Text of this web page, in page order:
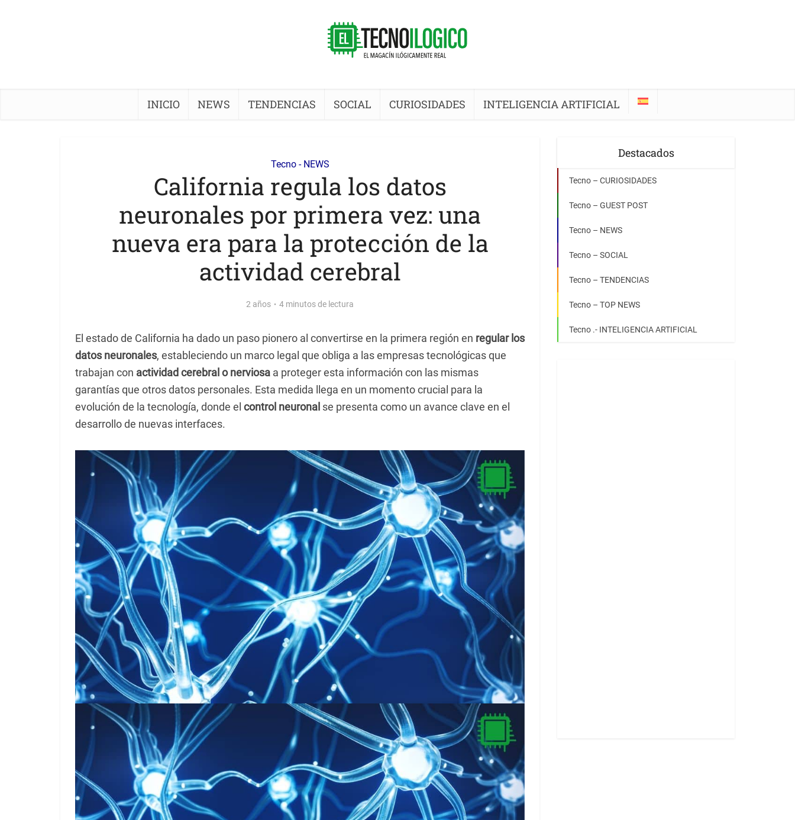
INICIO NEWS TENDENCIAS SOCIAL CURIOSIDADES INTELIGENCIA ARTIFICIAL
Tecno - NEWS
California regula los datos
neuronales por primera vez: una
nueva era para la protección de la
actividad cerebral
2 años 4 minutos de lectura
El estado de California ha dado un paso pionero al convertirse en la primera región en regular los
datos neuronales, estableciendo un marco legal que obliga a las empresas tecnológicas que
trabajan con actividad cerebral o nerviosa a proteger esta información con las mismas
garantías que otros datos personales. Esta medida llega en un momento crucial para la
evolución de la tecnología, donde el control neuronal se presenta como un avance clave en el
desarrollo de nuevas interfaces.
Destacados
Tecno – CURIOSIDADES
Tecno – GUEST POST
Tecno – NEWS
Tecno – SOCIAL
Tecno – TENDENCIAS
Tecno – TOP NEWS
Tecno .- INTELIGENCIA ARTIFICIAL